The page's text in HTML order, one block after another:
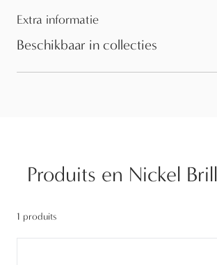
Extra informatie
Beschikbaar in collecties
Produits en Nickel
1 produits